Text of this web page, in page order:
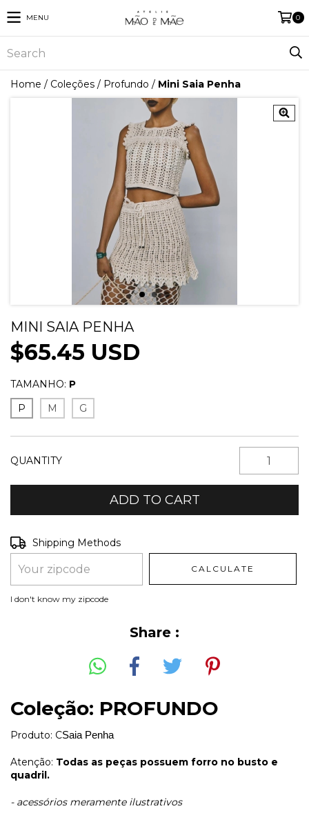
MENU 0
Home / Coleções / Profundo / Mini Saia Penha
MINI SAIA PENHA
$65.45 USD
TAMANHO: P
P
M G
QUANTITY
Shipping for zipcode:
Shipping Methods
CALCULATE
I don't know my zipcode
Share :
Coleção: PROFUNDO
Produto: CSaia Penha
Atenção: Todas as peças possuem forro no busto e
quadril.
- acessórios meramente ilustrativos